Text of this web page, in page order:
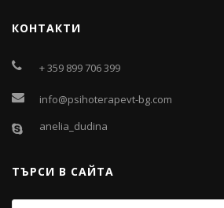
КОНТАКТИ
+ 359 899 706 399
info@psihoterapevt-bg.com
anelia_dudina
ТЪРСИ В САЙТА